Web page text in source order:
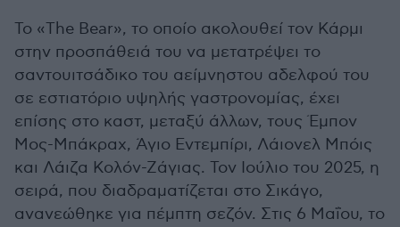
Το «The Bear», το οποίο ακολουθεί τον Κάρμι
στην προσπάθειά του να μετατρέψει το
σαντουιτσάδικο του αείμνηστου αδελφού του
σε εστιατόριο υψηλής γαστρονομίας, έχει
επίσης στο καστ, μεταξύ άλλων, τους Έμπον
Μος-Μπάκραχ, Άγιο Εντεμπίρι, Λάιονελ Μπόις
και Λάιζα Κολόν-Ζάγιας. Τον Ιούλιο του 2025, η
σειρά, που διαδραματίζεται στο Σικάγο,
ανανεώθηκε για πέμπτη σεζόν. Στις 6 Μαΐου, το